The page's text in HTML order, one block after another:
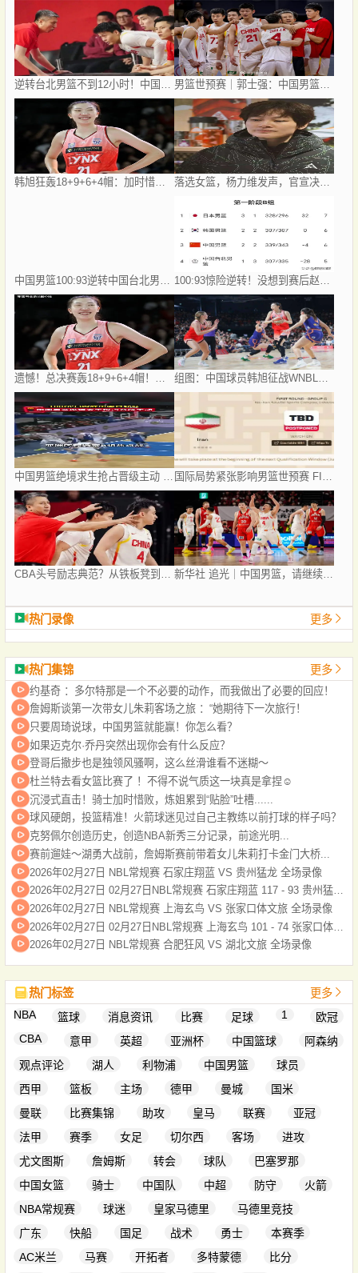
韩旭狂轰18+9+6+4帽：加时惜败总分0 落选女篮，杨力维发声，官宣决定，新计划曝光，宫鲁鸣看懂
遗憾！总决赛轰18+9+6+4帽！中国女篮内核拼到5犯毕业，加时丢冠 组图：中国球员韩旭征战WNBL总决赛获得亚军
CBA头号励志典范？从铁板凳到赵继伟MVP 如今又在国家队挑大梁 新华社 追光｜中国男篮，请继续放手一搏！
热门录像 更多
热门集锦 更多
约基奇 ：多尔特那是一个不必要的动作，而我做出了必要的回应！
詹姆斯谈第一次带女儿朱莉客场之旅 ：“她期待下一次旅行！
只要周琦说球，中国男篮就能赢！你怎么看？
如果迈克尔·乔丹突然出现你会有什么反应？
登哥后撤步也是独领风骚啊，这么丝滑谁看不迷糊～
杜兰特去看女篮比赛了 ！不得不说气质这一块真是拿捏☺️
沉浸式直击！骑士加时惜败，炼姐累到“贴脸”吐槽......
球风硬朗，投篮精准！火箭球迷见过自己主教练以前打球的样子吗？
克努佩尔创造历史，创造NBA新秀三分记录，前途光明...
赛前遛娃～湖勇大战前，詹姆斯赛前带着女儿朱莉打卡金门大桥...
2026年02月27日 NBL常规赛 石家庄翔蓝 VS 贵州猛龙 全场录像
2026年02月27日 02月27日NBL常规赛 石家庄翔蓝 117 - 93 贵州猛龙 全场集锦
2026年02月27日 NBL常规赛 上海玄鸟 VS 张家口体文旅 全场录像
2026年02月27日 NBL常规赛 合肥狂风 VS 湖北文旅 全场录像
热门标签
更多
NBA
篮球 消息资讯 比赛 足球 1
欧冠
CBA
意甲 英超 亚洲杯 中国篮球
阿森纳
观点评论
湖人 利物浦 中国男篮
球员
西甲
篮板 主场 德甲 曼城
国米
曼联
比赛集锦 助攻 皇马 联赛
亚冠
法甲
赛季 女足 切尔西 客场
进攻
尤文图斯
詹姆斯 转会 球队
巴塞罗那
中国女篮
骑士 中国队 中超 防守
火箭
NBA常规赛
球迷 皇家马德里
马德里竞技
广东
快船 国足 战术 勇士
本赛季
AC米兰
马赛 开拓者 多特蒙德 比分